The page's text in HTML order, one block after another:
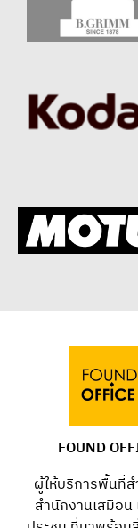
FOUND
ผู้ให้บริการพื้นที่
สำนักงานเสมือน